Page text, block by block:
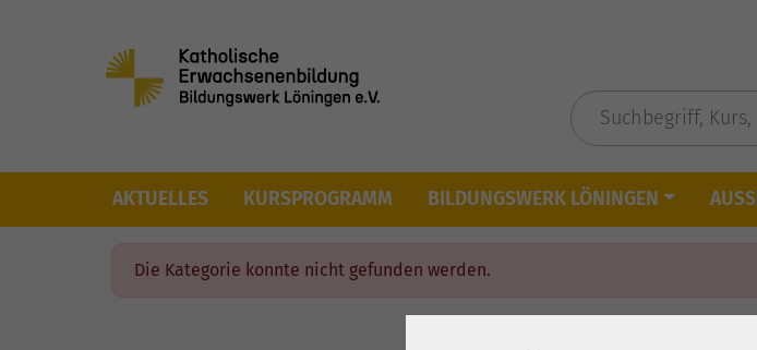
Skip to main content
AKTUELLES KURSPROGRAMM BILDUNGSWERK LÖNINGEN
Die Kategorie konnte nicht gefunden werden.